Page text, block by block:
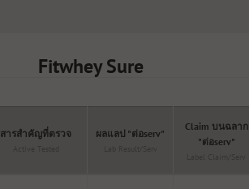
Fitwhey Sure
สารสำคัญที่ตรวจ ผลแลป "ต่อserv"
Claim บนฉลาก
"ต่อserv"